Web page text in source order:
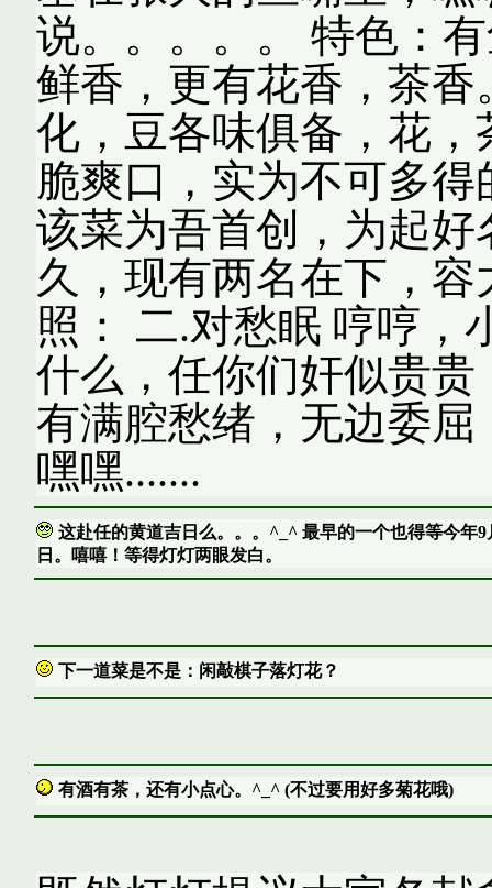
说。。。。。 特色：
鲜香，更有花香，茶
化，豆各味俱备，花
脆爽口，实为不可多
该菜为吾首创，为起
久，现有两名在下，
照： 二.对愁眠 哼哼，
什么，任你们奸似贵贵
有满腔愁绪，无边委
嘿嘿.......
这赴任的黄道吉日么。。。^_^ 最早的一个也得等今年9
日。嘻嘻！等得灯灯两眼发白。
下一道菜是不是：闲敲棋子落灯花？
有酒有茶，还有小点心。^_^ (不过要用好多菊花哦)